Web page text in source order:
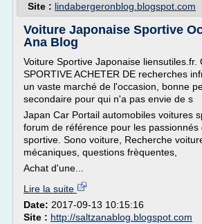
Site : lindabergeronblog.blogspot.com
Voiture Japonaise Sportive
Ana Blog
Voiture Sportive Japonaise liensutiles.fr.
SPORTIVE ACHETER DE recherches
un vaste marché de l'occasion, bonne
secondaire pour qui n'a pas envie de s
Japan Car Portail automobiles voitures
forum de référence pour les passionnés
sportive. Sono voiture, Recherche
mécaniques, questions frèquentes,
Achat d'une...
Lire la suite
Date: 2017-09-13 10:15:16
Site : http://saltzanablog.blogspot.com